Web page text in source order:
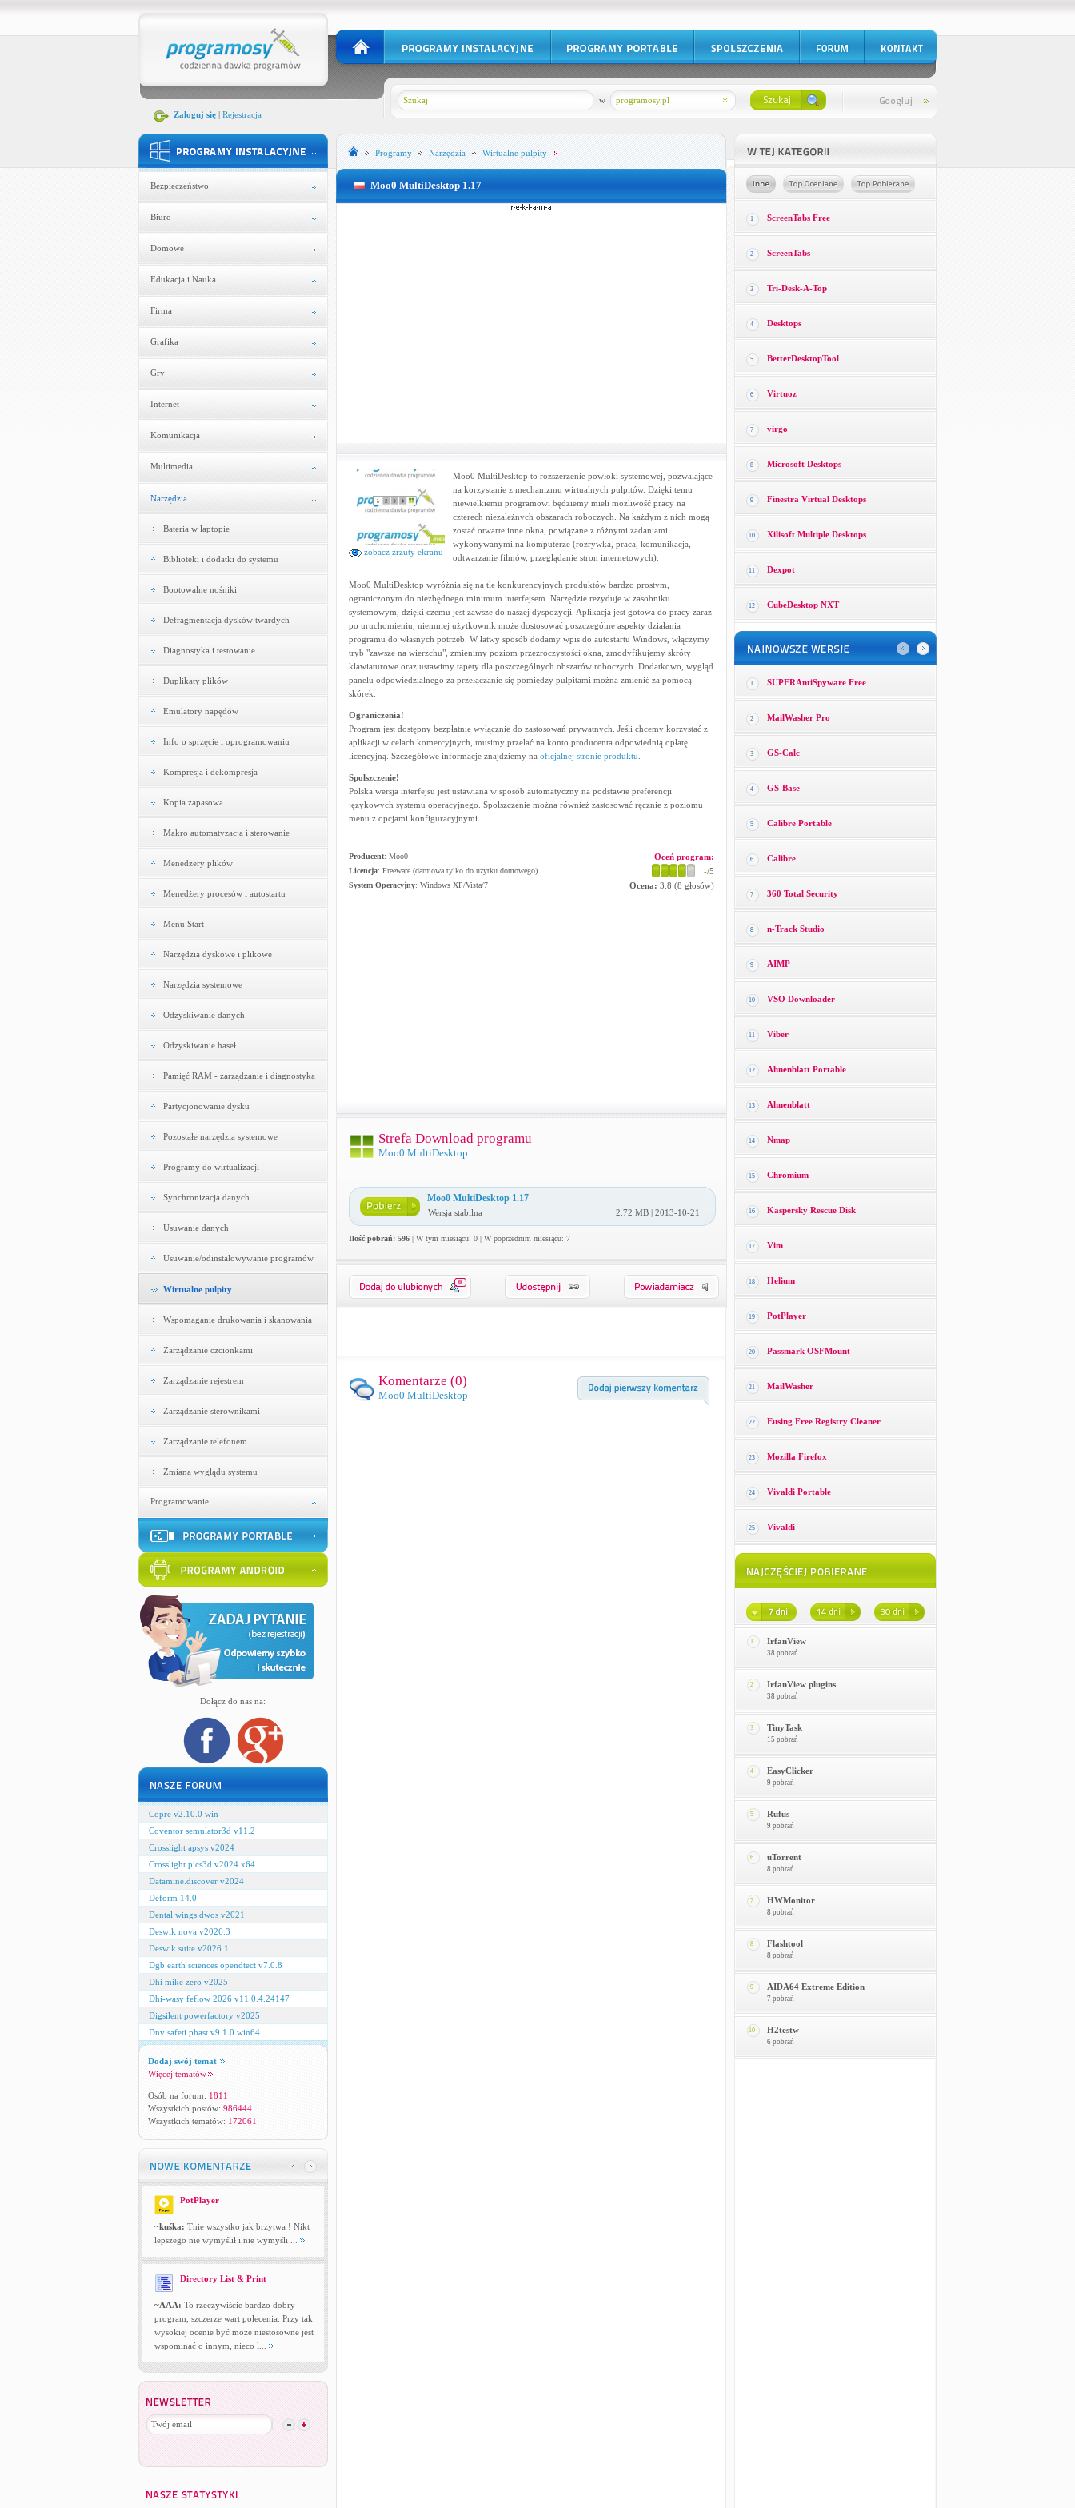
Zaloguj się| Rejestracja
programosy.pl
w
Bezpieczeństwo
Biuro
Domowe
Edukacja i Nauka
Firma
Grafika
Gry
Internet
Komunikacja
Multimedia
Narzędzia
Bateria w laptopie
Biblioteki i dodatki do systemu
Bootowalne nośniki
Defragmentacja dysków twardych
Diagnostyka i testowanie
Duplikaty plików
Emulatory napędów
Info o sprzęcie i oprogramowaniu
Kompresja i dekompresja
Kopia zapasowa
Makro automatyzacja i sterowanie
Menedżery plików
Menedżery procesów i autostartu
Menu Start
Narzędzia dyskowe i plikowe
Narzędzia systemowe
Odzyskiwanie danych
Odzyskiwanie haseł
Pamięć RAM - zarządzanie i diagnostyka
Partycjonowanie dysku
Pozostałe narzędzia systemowe
Programy do wirtualizacji
Synchronizacja danych
Usuwanie danych
Usuwanie/odinstalowywanie programów
Wirtualne pulpity
Wspomaganie drukowania i skanowania
Zarządzanie czcionkami
Zarządzanie rejestrem
Zarządzanie sterownikami
Zarządzanie telefonem
Zmiana wyglądu systemu
Programowanie
Dołącz do nas na:
Copre v2.10.0 win
Coventor semulator3d v11.2
Crosslight apsys v2024
Crosslight pics3d v2024 x64
Datamine.discover v2024
Deform 14.0
Dental wings dwos v2021
Deswik nova v2026.3
Deswik suite v2026.1
Dgb earth sciences opendtect v7.0.8
Dhi mike zero v2025
Dhi-wasy feflow 2026 v11.0.4.24147
Digsilent powerfactory v2025
Dnv safeti phast v9.1.0 win64
Dodaj swój temat
Więcej tematów
Osób na forum: 1811
Wszystkich postów: 986444
Wszystkich tematów: 172061
PotPlayer
~kuśka: Tnie wszystko jak brzytwa ! Nikt
lepszego nie wymyślił i nie wymyśli ...
Directory List & Print
~AAA: To rzeczywiście bardzo dobry
program, szczerze wart polecenia. Przy tak
wysokiej ocenie być może niestosowne jest
wspominać o innym, nieco l...
Programy Narzędzia Wirtualne pulpity
Moo0 MultiDesktop 1.17
zobacz zrzuty ekranu
Moo0 MultiDesktop to rozszerzenie powłoki systemowej, pozwalające
na korzystanie z mechanizmu wirtualnych pulpitów. Dzięki temu
niewielkiemu programowi będziemy mieli możliwość pracy na
czterech niezależnych obszarach roboczych. Na każdym z nich mogą
zostać otwarte inne okna, powiązane z różnymi zadaniami
wykonywanymi na komputerze (rozrywka, praca, komunikacja,
odtwarzanie filmów, przeglądanie stron internetowych).
Moo0 MultiDesktop wyróżnia się na tle konkurencyjnych produktów bardzo prostym,
ograniczonym do niezbędnego minimum interfejsem. Narzędzie rezyduje w zasobniku
systemowym, dzięki czemu jest zawsze do naszej dyspozycji. Aplikacja jest gotowa do pracy zaraz
po uruchomieniu, niemniej użytkownik może dostosować poszczególne aspekty działania
programu do własnych potrzeb. W łatwy sposób dodamy wpis do autostartu Windows, włączymy
tryb "zawsze na wierzchu", zmienimy poziom przezroczystości okna, zmodyfikujemy skróty
klawiaturowe oraz ustawimy tapety dla poszczególnych obszarów roboczych. Dodatkowo, wygląd
panelu odpowiedzialnego za przełączanie się pomiędzy pulpitami można zmienić za pomocą
skórek.
Ograniczenia!
Program jest dostępny bezpłatnie wyłącznie do zastosowań prywatnych. Jeśli chcemy korzystać z
aplikacji w celach komercyjnych, musimy przelać na konto producenta odpowiednią opłatę
licencyjną. Szczegółowe informacje znajdziemy na oficjalnej stronie produktu
Spolszczenie!
Polska wersja interfejsu jest ustawiana w sposób automatyczny na podstawie preferencji
językowych systemu operacyjnego. Spolszczenie można również zastosować ręcznie z poziomu
menu z opcjami konfiguracyjnymi.
Producent: Moo0
Licencja: Freeware (darmowa tylko do użytku domowego)
System Operacyjny: Windows XP/Vista/7
Oceń program:
-/5
Ocena: 3.8 (8 głosów)
Strefa Download programu
Moo0 MultiDesktop
Moo0 MultiDesktop 1.17
Wersja stabilna 2.72 MB | 2013-10-21
Ilość pobrań: 596| W tym miesiącu: 0 | W poprzednim miesiącu: 7
0
Komentarze (0)
Moo0 MultiDesktop
1 ScreenTabs Free
2 ScreenTabs
3 Tri-Desk-A-Top
4 Desktops
5 BetterDesktopTool
6 Virtuoz
7 virgo
8 Microsoft Desktops
9 Finestra Virtual Desktops
10 Xilisoft Multiple Desktops
11 Dexpot
12 CubeDesktop NXT
1 SUPERAntiSpyware Free
2 MailWasher Pro
3 GS-Calc
4 GS-Base
5 Calibre Portable
6 Calibre
7 360 Total Security
8 n-Track Studio
9 AIMP
10 VSO Downloader
11 Viber
12 Ahnenblatt Portable
13 Ahnenblatt
14 Nmap
15 Chromium
16 Kaspersky Rescue Disk
17 Vim
18 Helium
19 PotPlayer
20 Passmark OSFMount
21 MailWasher
22 Eusing Free Registry Cleaner
23 Mozilla Firefox
24 Vivaldi Portable
25 Vivaldi
1 IrfanView
38 pobrań
2 IrfanView plugins
38 pobrań
3 TinyTask
15 pobrań
4 EasyClicker
9 pobrań
5 Rufus
9 pobrań
6 uTorrent
8 pobrań
7 HWMonitor
8 pobrań
8 Flashtool
8 pobrań
9 AIDA64 Extreme Edition
7 pobrań
10 H2testw
6 pobrań